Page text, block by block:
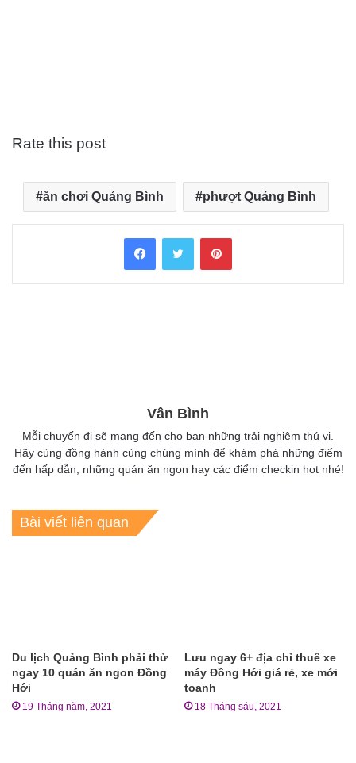
Rate this post
ăn chơi Quảng Bình phượt Quảng Bình
FacebookTwitter Pinterest
Vân Bình
Mỗi chuyến đi sẽ mang đến cho bạn những trải nghiệm thú vị.
Hãy cùng đồng hành cùng chúng mình để khám phá những điểm
đến hấp dẫn, những quán ăn ngon hay các điểm checkin hot nhé!
Bài viết liên quan
Du lịch Quảng Bình phải thử
ngay 10 quán ăn ngon Đồng
Hới
19 Tháng năm, 2021
Lưu ngay 6+ địa chỉ thuê xe
máy Đồng Hới giá rẻ, xe mới
toanh
18 Tháng sáu, 2021